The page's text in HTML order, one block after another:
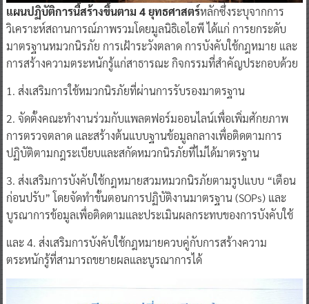
แผนปฏิบัติการนี้สร้างขึ้นตาม 4 ยุทธศาสตร์หลักซึ่งระบุจากการ
วิเคราะห์สถานการณ์ภาพรวมโดยมูลนิธิเอไอพี ได้แก่ การยกระดับ
มาตรฐานหมวกนิรภัย การเฝ้าระวังตลาด การบังคับใช้กฎหมาย และ
การสร้างความตระหนักรู้แก่สาธารณะ กิจกรรมที่สำคัญประกอบด้วย
1. ส่งเสริมการใช้หมวกนิรภัยที่ผ่านการรับรองมาตรฐาน
2. จัดตั้งคณะทำงานร่วมกับแพลตฟอร์มออนไลน์เพื่อเพิ่มศักยภาพ
การตรวจตลาด และสร้างต้นแบบฐานข้อมูลกลางเพื่อติดตามการ
ปฏิบัติตามกฎระเบียบและสกัดหมวกนิรภัยที่ไม่ได้มาตรฐาน
3. ส่งเสริมการบังคับใช้กฎหมายสวมหมวกนิรภัยตามรูปแบบ “เตือน
ก่อนปรับ” โดยจัดทำขั้นตอนการปฏิบัติงานมาตรฐาน (SOPs) และ
บูรณาการข้อมูลเพื่อติดตามและประเมินผลกระทบของการบังคับใช้
และ 4. ส่งเสริมการบังคับใช้กฎหมายควบคู่กับการสร้างความ
ตระหนักรู้ที่สามารถขยายผลและบูรณาการได้